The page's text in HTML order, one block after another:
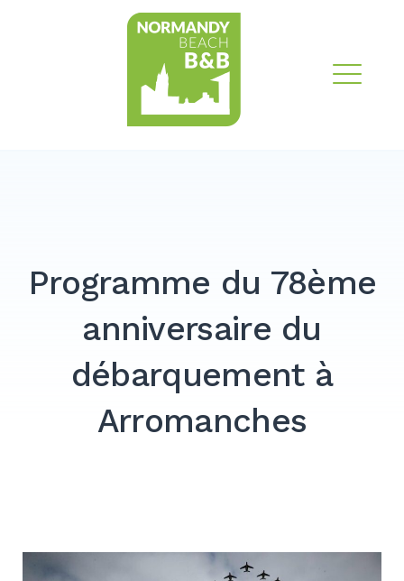
Chambres d'hôtes en
Normandie – Plages
du débarquement
Programme du 78ème
anniversaire du
débarquement à
Arromanches